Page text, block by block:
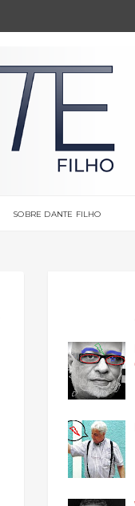
SOBRE DANTE FILHO